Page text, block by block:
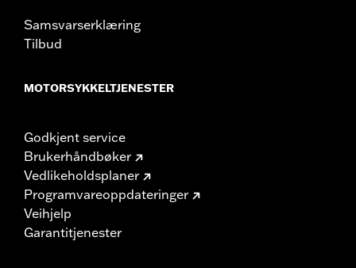
Samsvarserklæring
Tilbud
MOTORSYKKELTJENESTER
Godkjent service
Brukerhåndbøker
Vedlikeholdsplaner
Programvareoppdateringer
Veihjelp
Garantitjenester